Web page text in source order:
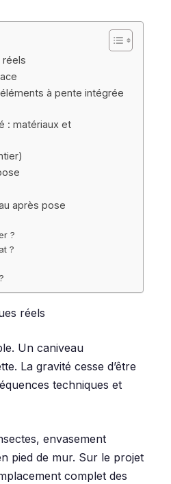
réels
à pente intégrée
: matériaux et
après pose
?
?
réels
Un caniveau
La gravité cesse d’être
techniques et
envasement
pied de mur. Sur le projet
complet des